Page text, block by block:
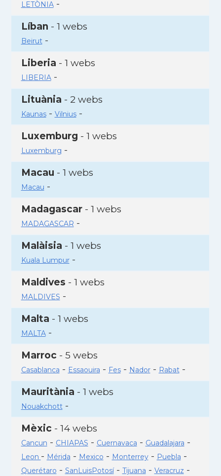
LETÒNIA-
Líban - 1 webs
Beirut-
Liberia - 1 webs
LIBERIA-
Lituània - 2 webs
Kaunas- Vilnius-
Luxemburg - 1 webs
Luxemburg -
Macau - 1 webs
Macau -
Madagascar- 1 webs
MADAGASCAR -
Malàisia - 1 webs
Kuala Lumpur-
Maldives - 1 webs
MALDIVES -
Malta - 1 webs
MALTA-
Marroc - 5 webs
Casablanca - Essaouira - Fes- Nador- Rabat-
Mauritània - 1 webs
Nouakchott-
Mèxic - 14 webs
Cancun - CHIAPAS - Cuernavaca - Guadalajara -
Leon - Mérida - Mexico - Monterrey- Puebla -
Querétaro - SanLuisPotosí- Tijuana - Veracruz -